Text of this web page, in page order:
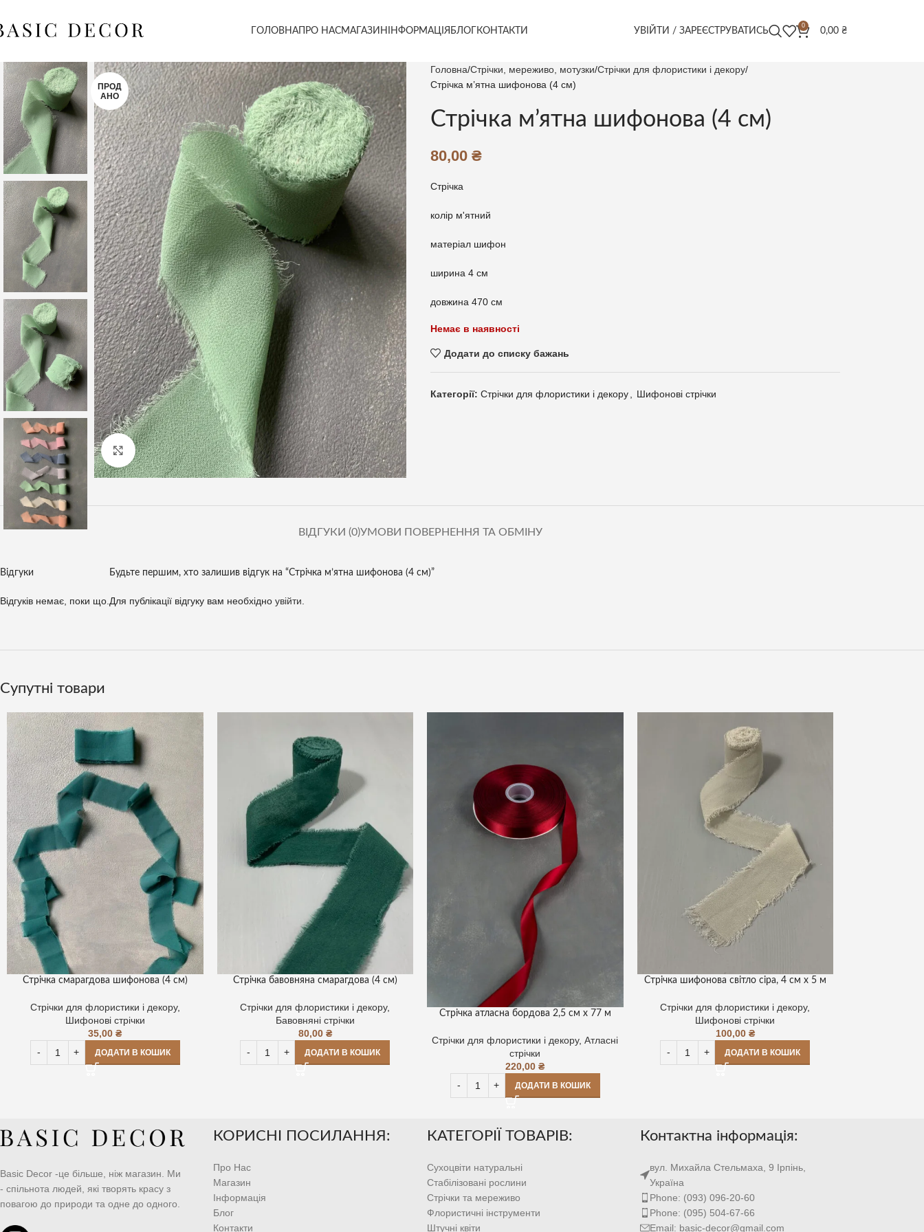
ГОЛОВНАПРО НАСМАГАЗИН ІНФОРМАЦІЯ БЛОГ КОНТАКТИ УВІЙТИ / ЗАРЕЄСТРУВАТИСЬ
0
0,00 ₴
ПРОД
АНО
Клацніть, щоб збільшити
Головна Стрічки, мереживо, мотузки Стрічки для флористики і декору
Стрічка м’ятна шифонова (4 см)
Стрічка м’ятна шифонова (4 см)
80,00 ₴
Стрічка
колір м'ятний
матеріал шифон
ширина 4 см
довжина 470 см
Немає в наявності
Додати до списку бажань
Категорії: Стрічки для флористики і декору Шифонові стрічки
ВІДГУКИ (0)УМОВИ ПОВЕРНЕННЯ ТА ОБМІНУ
Відгуки
Відгуків немає, поки що.
Будьте першим, хто залишив відгук на “Стрічка м’ятна шифонова (4 см)”
Для публікації відгуку вам необхідно увійти
Супутні товари
Стрічка смарагдова шифонова (4 см)
Стрічки для флористики і декору,
Шифонові стрічки
35,00₴
ДОДАТИ В КОШИК
Стрічка бавовняна смарагдова (4 см)
Стрічки для флористики і декору,
Бавовняні стрічки
80,00 ₴
ДОДАТИ В КОШИК
Стрічка атласна бордова 2,5 см х 77 м
Стрічки для флористики і декору,Атласні
стрічки
220,00₴
ДОДАТИ В КОШИК
Стрічка шифонова світло сіра, 4 см х 5 м
Стрічки для флористики і декору,
Шифонові стрічки
100,00 ₴
ДОДАТИ В КОШИК
Basic Decor -це більше, ніж магазин. Ми
- спільнота людей, які творять красу з
повагою до природи та одне до одного.
КОРИСНІ ПОСИЛАННЯ:
Про Нас
Магазин
Інформація
Блог
Контакти
КАТЕГОРІЇ ТОВАРІВ:
Сухоцвіти натуральні
Стабілізовані рослини
Стрічки та мереживо
Флористичні інструменти
Штучні квіти
Контактна інформація:
вул. Михайла Стельмаха, 9 Ірпінь,
Україна
Phone: (093) 096-20-60
Phone: (095) 504-67-66
Email: basic-decor@gmail.com